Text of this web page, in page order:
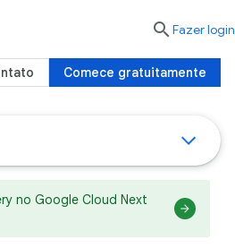
no Google Cloud Next
 Fazer login
Comece gratuitamente